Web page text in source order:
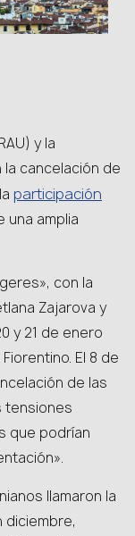
y la
la cancelación de
participación
amplia
con la
Zajarova y
y 21 de enero
El 8 de
de las
tensiones
que podrían
llamaron la
diciembre,